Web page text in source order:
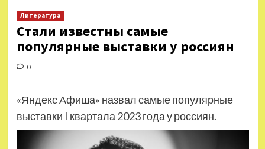
Литература
Стали известны самые
популярные выставки у россиян
0
«Яндекс Афиша» назвал самые популярные
выставки I квартала 2023 года у россиян.